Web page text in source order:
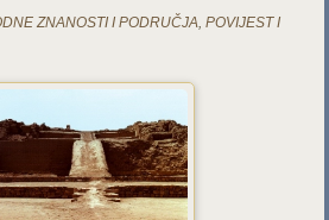
ZNANOSTI I PODRUČJA,POVIJEST I